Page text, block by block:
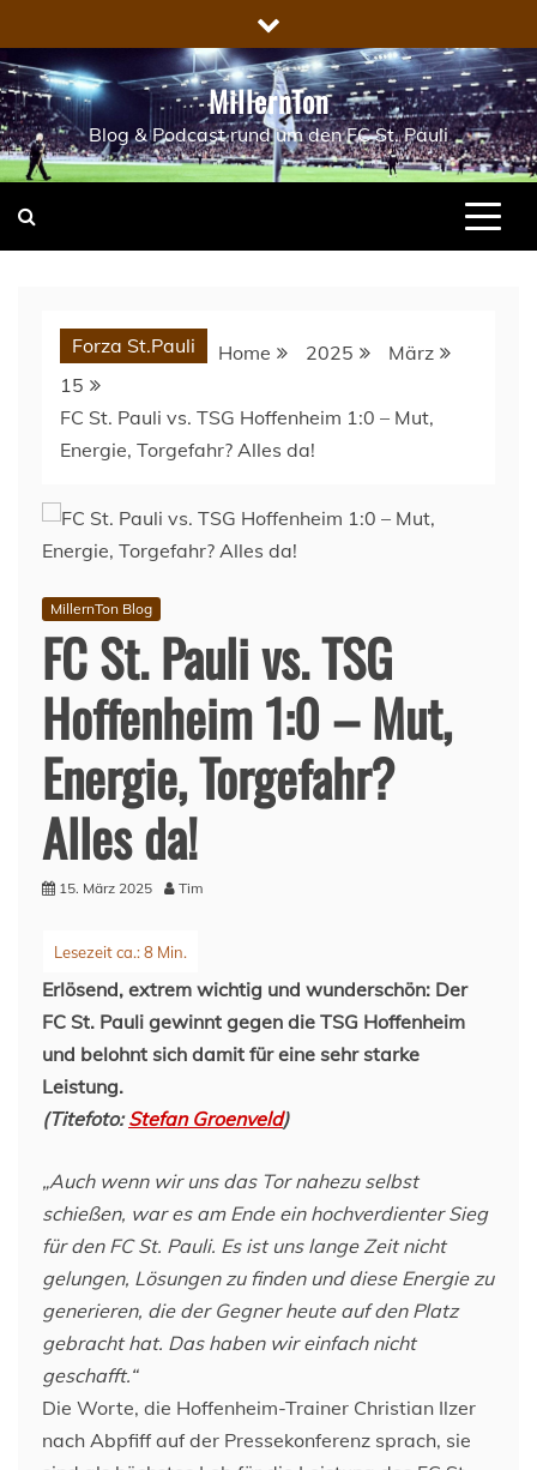
to
content
MillernTon
Blog & Podcast rund um den FC St. Pauli
Forza St.Pauli Home 2025
März
15
FC St. Pauli vs. TSG Hoffenheim 1:0 – Mut,
Energie, Torgefahr? Alles da!
MillernTon Blog
FC St. Pauli vs. TSG
Hoffenheim 1:0 – Mut,
Energie, Torgefahr?
Alles da!
15. März 2025 Tim
Erlösend, extrem wichtig und wunderschön: Der
FC St. Pauli gewinnt gegen die TSG Hoffenheim
und belohnt sich damit für eine sehr starke
Leistung.
(Titefoto:Stefan Groenveld)
„Auch wenn wir uns das Tor nahezu selbst
schießen, war es am Ende ein hochverdienter Sieg
für den FC St. Pauli. Es ist uns lange Zeit nicht
gelungen, Lösungen zu finden und diese Energie zu
generieren, die der Gegner heute auf den Platz
gebracht hat. Das haben wir einfach nicht
geschafft.“
Die Worte, die Hoffenheim-Trainer Christian Ilzer
nach Abpfiff auf der Pressekonferenz sprach, sie